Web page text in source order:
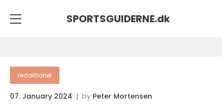
SPORTSGUIDERNE.dk
redaktionel
07. January 2024 by Peter Mortensen